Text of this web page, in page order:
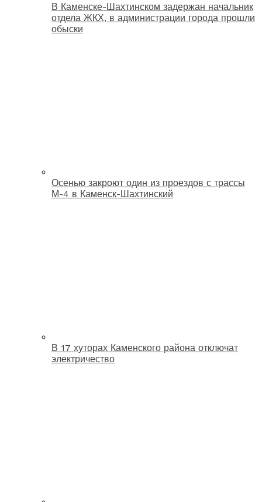
В Каменске-Шахтинском задержан начальник
отдела ЖКХ, в администрации города прошли
обыски
Осенью закроют один из проездов с трассы
М-4 в Каменск-Шахтинский
В 17 хуторах Каменского района отключат
электричество